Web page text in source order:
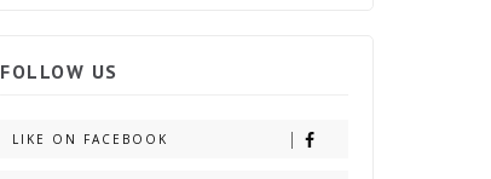
FOLLOW US
LIKE ON FACEBOOK